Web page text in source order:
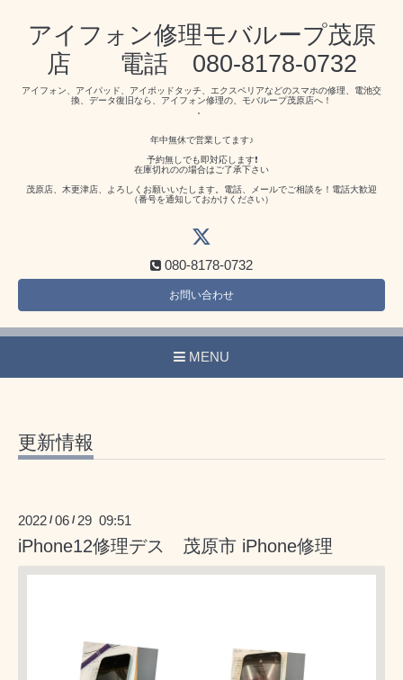
アイフォン修理モバループ茂原
店 電話 080-8178-0732
アイフォン、アイパッド、アイポッドタッチ、エクスペリアなどのスマホの修理、電池交
換、データ復旧なら、アイフォン修理の、モバループ茂原店へ！
年中無休で営業してます♪
予約無しでも即対応します❗️
在庫切れのの場合はご了承下さい
茂原店、木更津店、よろしくお願いいたします。電話、メールでご相談を！電話大歓迎
（番号を通知しておかけください）
080-8178-0732
お問い合わせ
MENU
更新情報
2022 /06 / 29 09:51
iPhone12修理デス 茂原市 iPhone修理